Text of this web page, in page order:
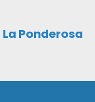
Ponderosa